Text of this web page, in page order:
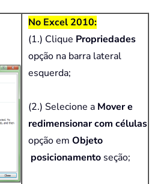
No Excel 2010:
(1.) Clique Propriedades
opção na barra lateral
esquerda;
(2.) Selecione a Mover e
redimensionar com células
opção em Objeto
posicionamento seção;